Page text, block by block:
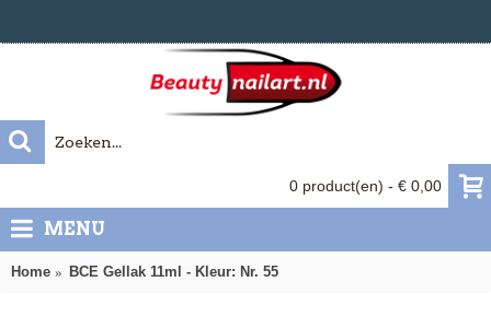
0 product(en) - € 0,00
MENU
Home BCE Gellak 11ml - Kleur: Nr. 55